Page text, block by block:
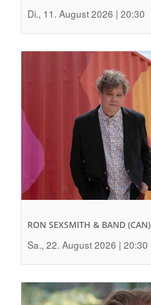
Di., 11. August 2026 | 20:30
RON SEXSMITH & BAND (CAN)
Sa., 22. August 2026 | 20:30